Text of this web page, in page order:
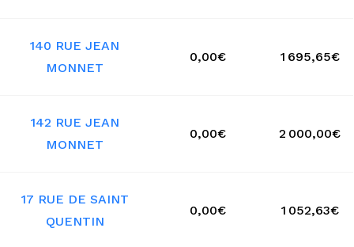
140 RUE JEAN
MONNET
0,00€ 1 695,65€
142 RUE JEAN
MONNET
0,00€ 2 000,00€
17 RUE DE SAINT
QUENTIN
0,00€ 1 052,63€